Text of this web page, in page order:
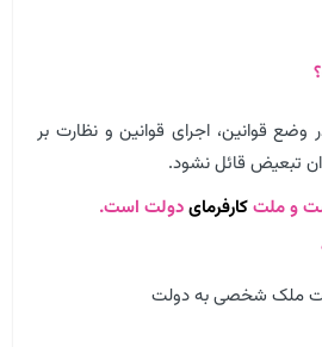
قوانین، اجرای قوانین و نظارت بر
تبعیض قائل نشود.
و ملتکارفرمایدولت است.
ملک شخصی به دولت